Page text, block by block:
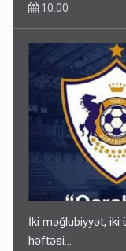
10:00
İki məğlubiyyət,
həftəsi...